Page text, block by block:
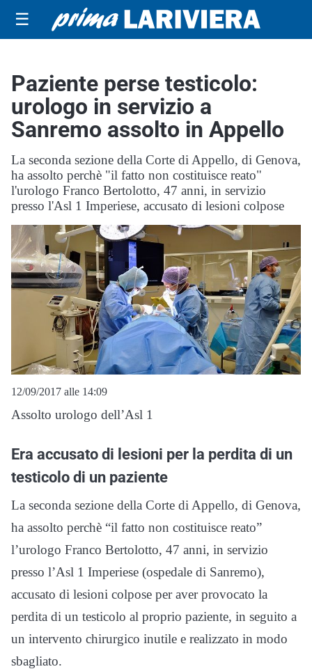
☰
Paziente perse testicolo:
urologo in servizio a
Sanremo assolto in Appello
La seconda sezione della Corte di Appello, di Genova,
ha assolto perchè "il fatto non costituisce reato"
l'urologo Franco Bertolotto, 47 anni, in servizio
presso l'Asl 1 Imperiese, accusato di lesioni colpose
12/09/2017 alle 14:09
Assolto urologo dell’Asl 1
Era accusato di lesioni per la perdita di un
testicolo di un paziente
La seconda sezione della Corte di Appello, di Genova,
ha assolto perchè “il fatto non costituisce reato”
l’urologo Franco Bertolotto, 47 anni, in servizio
presso l’Asl 1 Imperiese (ospedale di Sanremo),
accusato di lesioni colpose per aver provocato la
perdita di un testicolo al proprio paziente, in seguito a
un intervento chirurgico inutile e realizzato in modo
sbagliato.